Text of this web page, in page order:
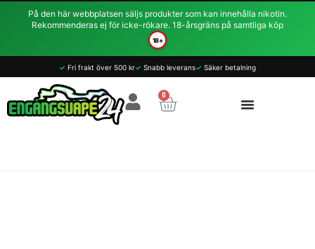
På den här webbplatsen säljs produkter som kan innehålla nikotin.
Rekommenderas ej för icke-rökare. 18-årsgräns på samtliga köp
18+
Hoppa
✓ Fri frakt över 500 kr✓ Snabb leverans✓ Säker betalning
0
Varukorg
Syndicate
-
Bespin